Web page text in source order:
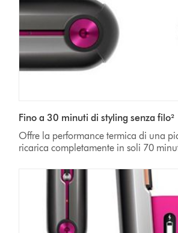
Fino a 30 minuti di styling senza filo²
Offre la performance termica di una
ricarica completamente in soli 70